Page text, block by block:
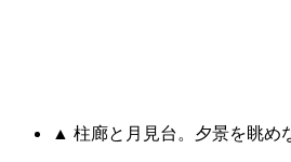
▲ 柱廊と月見台。夕景を眺め